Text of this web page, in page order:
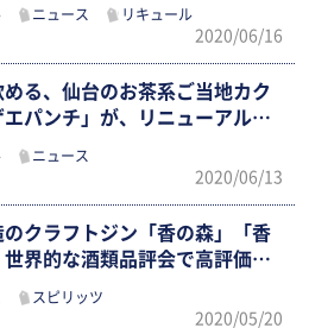
ニュース リキュール
2020/06/16
める、仙台のお茶系ご当地カク
エパンチ」が、リニューアルで
ニュース
2020/06/13
クラフトジン「香の森」「香
世界的な酒類品評会で高評価を
スピリッツ
2020/05/20